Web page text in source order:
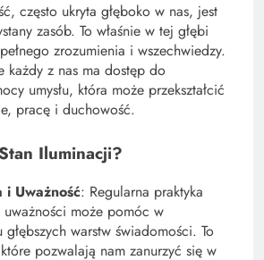
często ukryta głęboko w nas, jest
zasób. To właśnie w tej głębi
zrozumienia i wszechwiedzy.
każdy z nas ma dostęp do
umysłu, która może przekształcić
pracę i duchowość.
Iluminacji?
i Uważność: Regularna praktyka
może pomóc w
warstw świadomości. To
pozwalają nam zanurzyć się w